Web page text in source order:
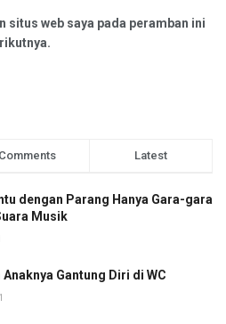
situs web saya pada peramban ini
Comments Latest
dengan Parang Hanya Gara-gara
Musik
Anaknya Gantung Diri di WC